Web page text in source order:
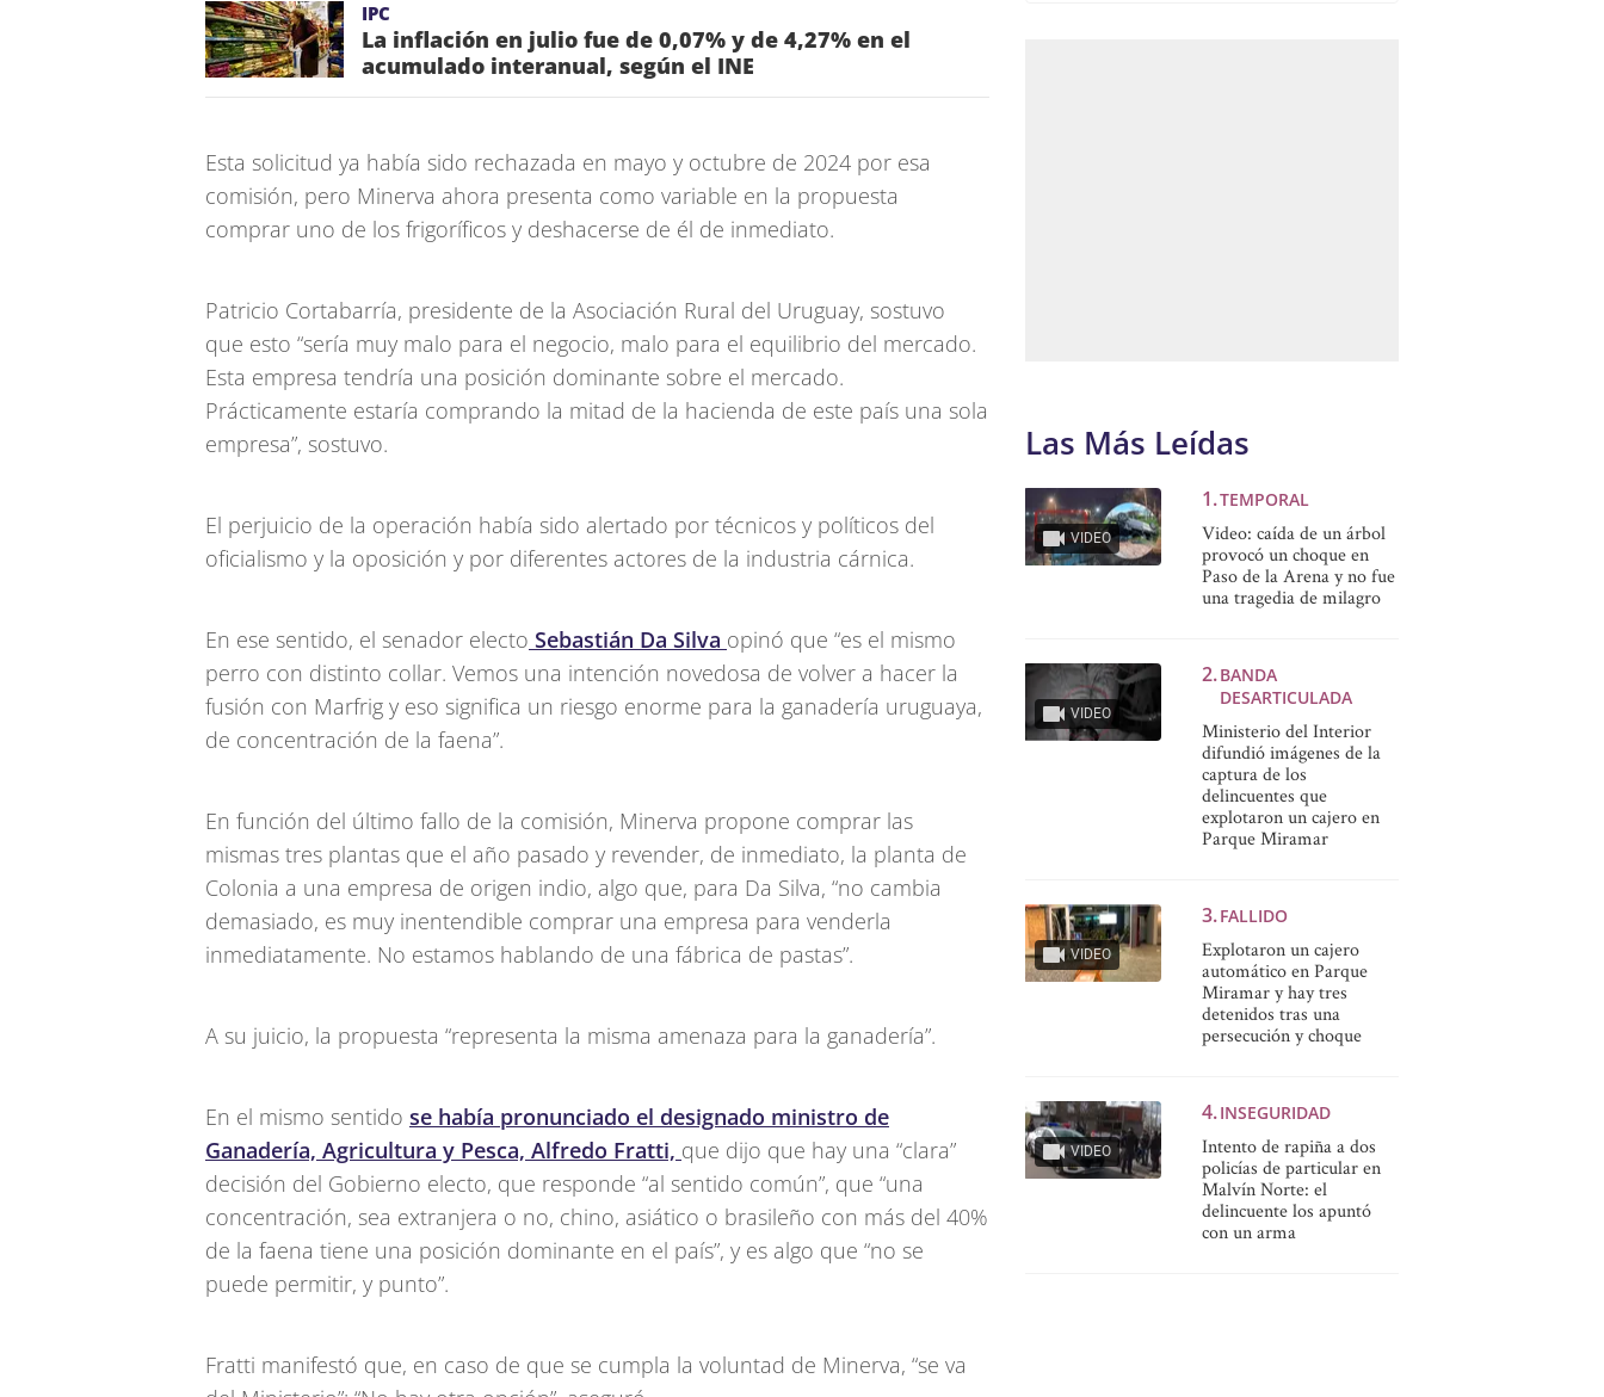
IPC
La inflación en julio fue de 0,07% y de 4,27% en el
acumulado interanual, según el INE
Esta solicitud ya había sido rechazada en mayo y octubre de 2024 por esa
comisión, pero Minerva ahora presenta como variable en la propuesta
comprar uno de los frigoríficos y deshacerse de él de inmediato.
Patricio Cortabarría, presidente de la Asociación Rural del Uruguay, sostuvo
que esto “sería muy malo para el negocio, malo para el equilibrio del mercado.
Esta empresa tendría una posición dominante sobre el mercado.
Prácticamente estaría comprando la mitad de la hacienda de este país una sola
empresa”, sostuvo.
El perjuicio de la operación había sido alertado por técnicos y políticos del
oficialismo y la oposición y por diferentes actores de la industria cárnica.
En ese sentido, el senador electo Sebastián Da Silva opinó que “es el mismo
perro con distinto collar. Vemos una intención novedosa de volver a hacer la
fusión con Marfrig y eso significa un riesgo enorme para la ganadería uruguaya,
de concentración de la faena”.
En función del último fallo de la comisión, Minerva propone comprar las
mismas tres plantas que el año pasado y revender, de inmediato, la planta de
Colonia a una empresa de origen indio, algo que, para Da Silva, “no cambia
demasiado, es muy inentendible comprar una empresa para venderla
inmediatamente. No estamos hablando de una fábrica de pastas”.
A su juicio, la propuesta “representa la misma amenaza para la ganadería”.
En el mismo sentido se había pronunciado el designado ministro de
Ganadería, Agricultura y Pesca, Alfredo Fratti, que dijo que hay una “clara”
decisión del Gobierno electo, que responde “al sentido común”, que “una
concentración, sea extranjera o no, chino, asiático o brasileño con más del 40%
de la faena tiene una posición dominante en el país”, y es algo que “no se
puede permitir, y punto”.
Fratti manifestó que, en caso de que se cumpla la voluntad de Minerva, “se va
Las Más Leídas
VIDEO
TEMPORAL
Video: caída de un árbol
provocó un choque en
Paso de la Arena y no fue
una tragedia de milagro
VIDEO
BANDA
DESARTICULADA
Ministerio del Interior
difundió imágenes de la
captura de los
delincuentes que
explotaron un cajero en
Parque Miramar
VIDEO
FALLIDO
Explotaron un cajero
automático en Parque
Miramar y hay tres
detenidos tras una
persecución y choque
VIDEO
INSEGURIDAD
Intento de rapiña a dos
policías de particular en
Malvín Norte: el
delincuente los apuntó
con un arma